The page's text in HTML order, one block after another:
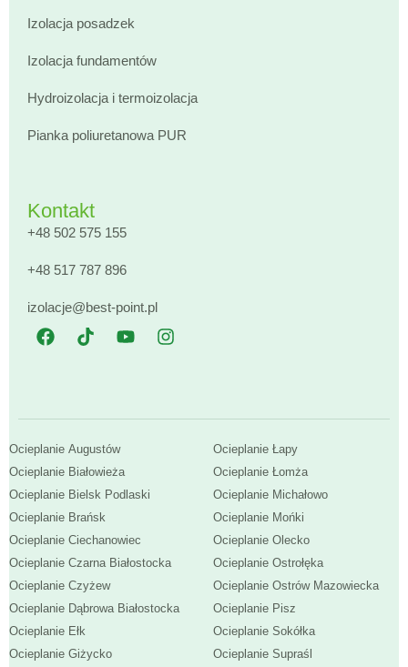
Izolacja posadzek
Izolacja fundamentów
Hydroizolacja i termoizolacja
Pianka poliuretanowa PUR
Kontakt
+48 502 575 155
+48 517 787 896
izolacje@best-point.pl
Ocieplanie Augustów
Ocieplanie Białowieża
Ocieplanie Bielsk Podlaski
Ocieplanie Brańsk
Ocieplanie Ciechanowiec
Ocieplanie Czarna Białostocka
Ocieplanie Czyżew
Ocieplanie Dąbrowa Białostocka
Ocieplanie Ełk
Ocieplanie Giżycko
Ocieplanie Łapy
Ocieplanie Łomża
Ocieplanie Michałowo
Ocieplanie Mońki
Ocieplanie Olecko
Ocieplanie Ostrołęka
Ocieplanie Ostrów Mazowiecka
Ocieplanie Pisz
Ocieplanie Sokółka
Ocieplanie Supraśl